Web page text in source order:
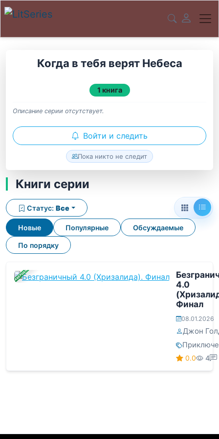
Когда в тебя верят Небеса
1 книга
Описание серии отсутствует.
Войти и следить
Пока никто не следит
Книги серии
Новые Популярные Обсуждаемые
По порядку
Статус: Все
ЗАВЕРШЕНА
4.0
Финал
08.01.2026
Джон
0.0 4